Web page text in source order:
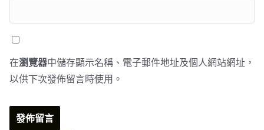
在瀏覽器中儲存顯示名稱、電子郵件地址及個人網站網址，
以供下次發佈留言時使用。